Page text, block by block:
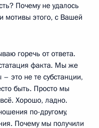
Почему не удалось
мотивы этого, с Вашей
горечь от ответа.
факта. Мы же
это не те субстанции,
быть. Просто мы
Хорошо, ладно.
по-другому,
Почему мы получили